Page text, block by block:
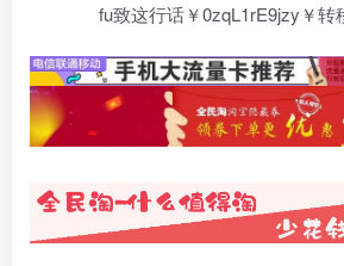
fu致这行话￥0zqL1rE9jzy￥转